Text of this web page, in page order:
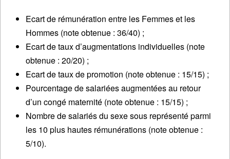
Ecart de rémunération entre les Femmes et les
Hommes (note obtenue : 36/40) ;
Ecart de taux d’augmentations individuelles (note
obtenue : 20/20) ;
Ecart de taux de promotion (note obtenue : 15/15) ;
Pourcentage de salariées augmentées au retour
d’un congé maternité (note obtenue : 15/15) ;
Nombre de salariés du sexe sous représenté parmi
les 10 plus hautes rémunérations (note obtenue :
5/10).